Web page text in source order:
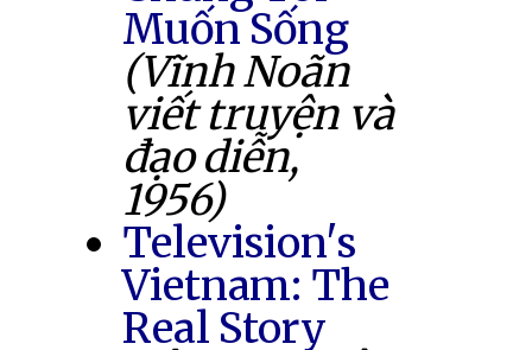
Muốn Sống
(Vĩnh Noãn
viết truyện và
đạo diễn,
1956)
Television's
Vietnam: The
Real Story